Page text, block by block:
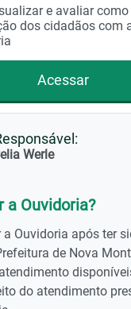
e avaliar como
dos cidadãos com
Acessar
Werle
a Ouvidoria?
Ouvidoria após ter
de Nova
do atendimento